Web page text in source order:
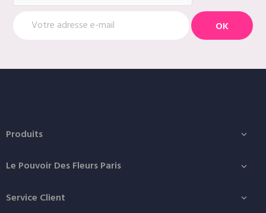
Produits 
Le Pouvoir Des Fleurs Paris 
Service Client 